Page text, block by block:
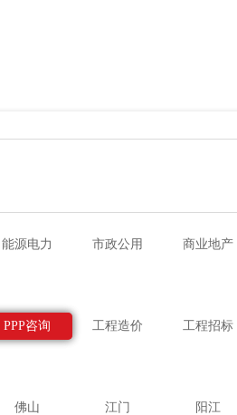
能源电力 市政公用 商业地产
PPP咨询 工程造价 工程招标
佛山 江门 阳江